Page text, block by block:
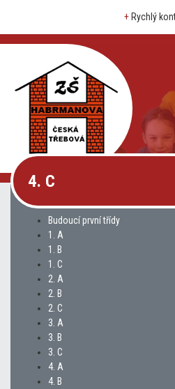
+ Rychlý
4. C
Budoucí první třídy
1. A
1. B
1. C
2. A
2. B
2. C
3. A
3. B
3. C
4. A
4. B